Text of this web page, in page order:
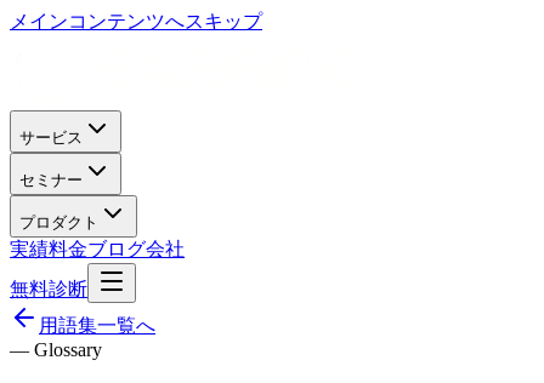
メインコンテンツへスキップ
サービス
セミナー
プロダクト
実績料金ブログ会社
無料診断
用語集一覧へ
— Glossary